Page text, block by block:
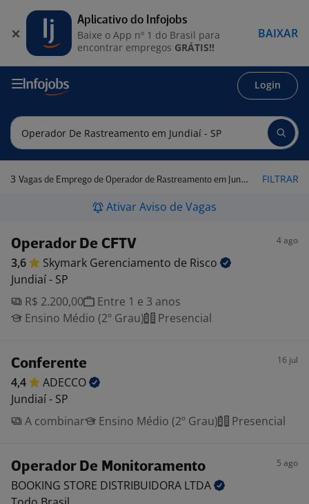
Login
3 Vagas de Emprego de Operador de Rastreamento em Jundiaí - SP FILTRAR
Ativar Aviso de Vagas
Operador De CFTV 4 ago
3,6 Skymark Gerenciamento de Risco
Jundiaí - SP
R$ 2.200,00
Entre 1 e 3 anos
Ensino Médio (2º Grau)
Presencial
Conferente 16 jul
4,4
ADECCO
Jundiaí - SP
A combinar
Ensino Médio (2º Grau) Presencial
Operador De Monitoramento 5 ago
BOOKING STORE DISTRIBUIDORA LTDA
Aplicativo do Infojobs
Baixe o App nº 1 do Brasil para
encontrar empregos GRÁTIS!!
BAIXAR